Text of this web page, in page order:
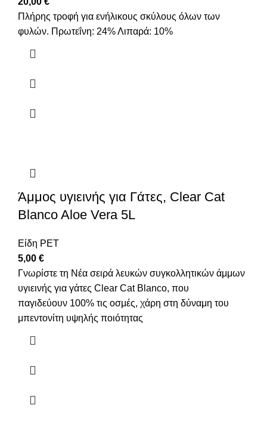
Πλήρης τροφή για ενήλικους σκύλους όλων των
φυλών. Πρωτεΐνη: 24% Λιπαρά: 10%
Άμμος υγιεινής για Γάτες, Clear Cat
Blanco Aloe Vera 5L
Είδη PET
5,00 €
Γνωρίστε τη Νέα σειρά λευκών συγκολλητικών άμμων
υγιεινής για γάτες Clear Cat Blanco, που
παγιδεύουν 100% τις οσμές, χάρη στη δύναμη του
μπεντονίτη υψηλής ποιότητας